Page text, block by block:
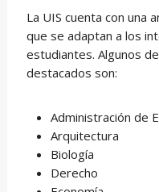
La UIS cuenta con una
que se adaptan a los
estudiantes. Algunos
destacados son:
Administración de
Arquitectura
Biología
Derecho